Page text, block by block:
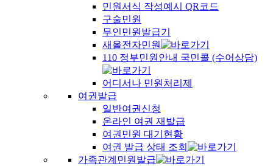
민원서식 작성예시 QR코드
구술민원
무인민원발급기
새올전자민원
110 정부민원안내 국민콜 (수어상담)
어디서나 민원처리제
여권발급
일반여권신청
온라인 여권 재발급
여권민원 대기현황
여권 발급 상태 조회
가족관계민원발급